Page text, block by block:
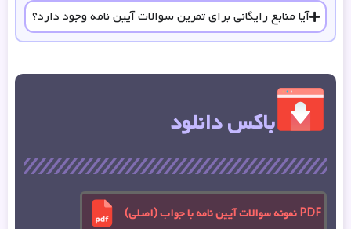
آیا منابع رایگانی برای تمرین سوالات آیین نامه وجود دارد؟
باکس دانلود
PDF نمونه سوالات آیین نامه با جواب (اصلی)